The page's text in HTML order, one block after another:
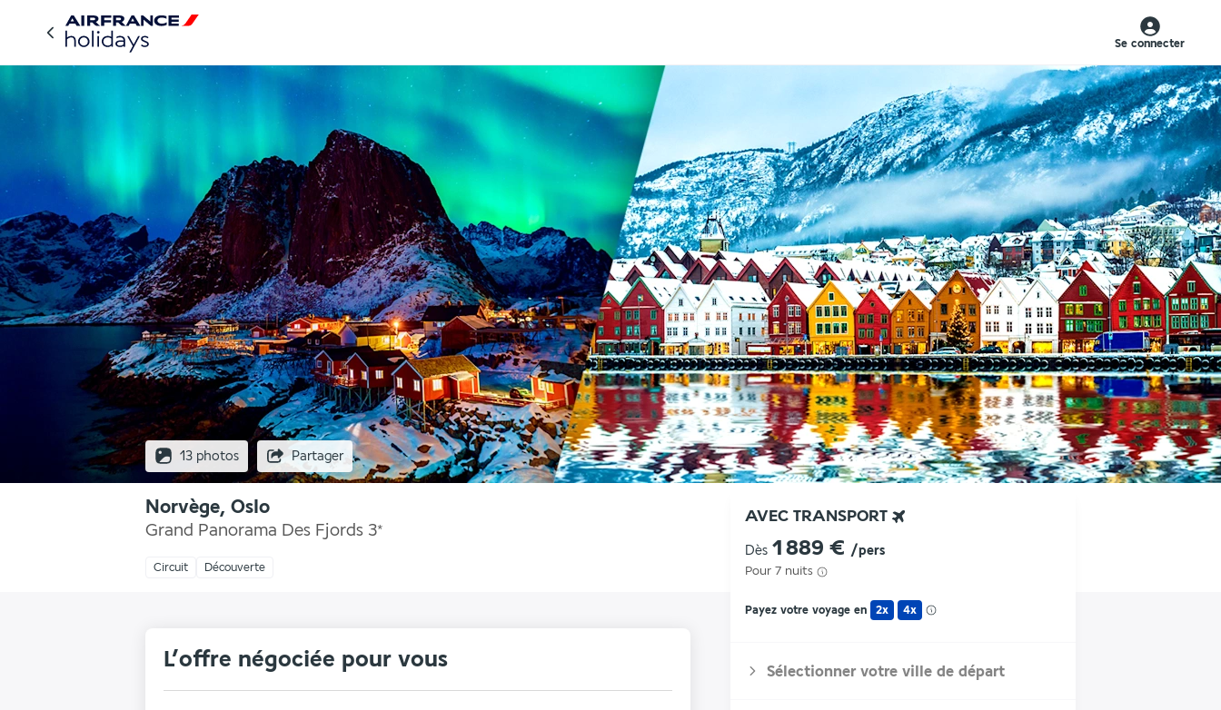
Se connecter
13 photos Partager
Norvège, Oslo
Grand Panorama Des Fjords 3*
Circuit Découverte
AVEC TRANSPORT
Dès 1 889 € /pers
Pour 7 nuits
Payez votre voyage en 2x 4x
Sélectionner votre ville de départ
L’offre négociée pour vous